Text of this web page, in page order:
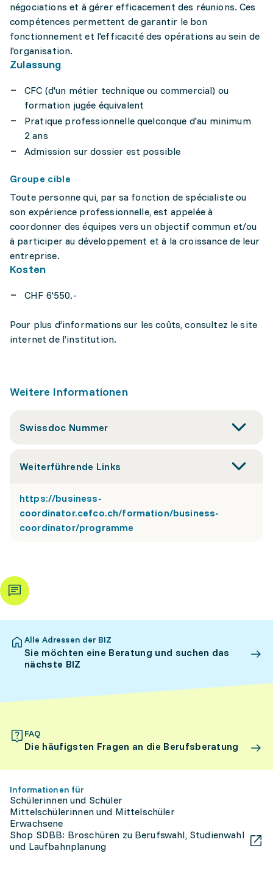
négociations et à gérer efficacement des réunions. Ces
compétences permettent de garantir le bon
fonctionnement et l'efficacité des opérations au sein de
l'organisation.
Zulassung
CFC (d'un métier technique ou commercial) ou
formation jugée équivalent
Pratique professionnelle quelconque d'au minimum
2 ans
Admission sur dossier est possible
Groupe cible
Toute personne qui, par sa fonction de spécialiste ou
son expérience professionnelle, est appelée à
coordonner des équipes vers un objectif commun et/ou
à participer au développement et à la croissance de leur
entreprise.
Kosten
CHF 6'550.-
Pour plus d’informations sur les coûts, consultez le site
internet de l’institution.
Weitere Informationen
Swissdoc Nummer
Weiterführende Links
https://business-
coordinator.cefco.ch/formation/business-
coordinator/programme
Alle Adressen der BIZ
Sie möchten eine Beratung und suchen das
nächste BIZ
FAQ
Die häufigsten Fragen an die Berufsberatung
Informationen für
Schülerinnen und Schüler
Mittelschülerinnen und Mittelschüler
Erwachsene
Shop SDBB: Broschüren zu Berufswahl, Studienwahl
und Laufbahnplanung